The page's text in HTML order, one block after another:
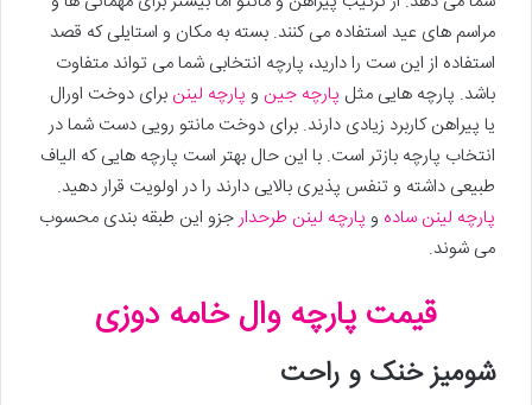
مراسم های عید استفاده می کنند. بسته به مکان و استایلی که قصد
استفاده از این ست را دارید، پارچه انتخابی شما می تواند متفاوت
باشد. پارچه هایی مثل پارچه جین و پارچه لینن برای دوخت اورال
یا پیراهن کاربرد زیادی دارند. برای دوخت مانتو رویی دست شما در
انتخاب پارچه بازتر است. با این حال بهتر است پارچه هایی که الیاف
طبیعی داشته و تنفس پذیری بالایی دارند را در اولویت قرار دهید.
پارچه لینن ساده و پارچه لینن طرحدارجزو این طبقه بندی محسوب
می شوند.
قیمت پارچه وال خامه دوزی
شومیز خنک و راحت